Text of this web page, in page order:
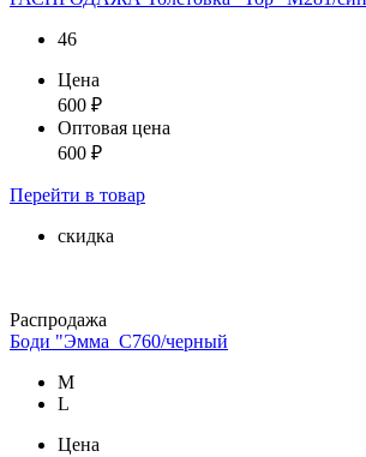
46
Цена
600 ₽
Оптовая цена
600 ₽
Перейти в товар
скидка
Распродажа
Боди "Эмма_С760/черный
М
L
Цена